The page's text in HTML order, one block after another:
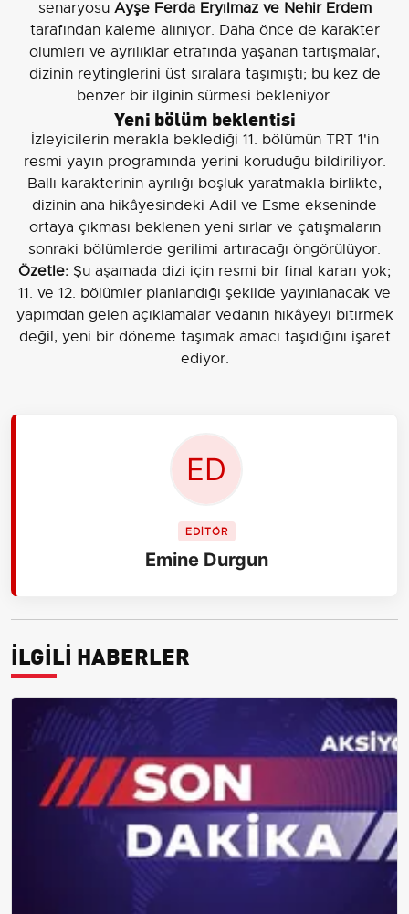
senaryosu Ayşe Ferda Eryılmaz ve Nehir Erdem
tarafından kaleme alınıyor. Daha önce de karakter
ölümleri ve ayrılıklar etrafında yaşanan tartışmalar,
dizinin reytinglerini üst sıralara taşımıştı; bu kez de
benzer bir ilginin sürmesi bekleniyor.
Yeni bölüm beklentisi
İzleyicilerin merakla beklediği 11. bölümün TRT 1'in
resmi yayın programında yerini koruduğu bildiriliyor.
Ballı karakterinin ayrılığı boşluk yaratmakla birlikte,
dizinin ana hikâyesindeki Adil ve Esme ekseninde
ortaya çıkması beklenen yeni sırlar ve çatışmaların
sonraki bölümlerde gerilimi artıracağı öngörülüyor.
Özetle: Şu aşamada dizi için resmi bir final kararı yok;
11. ve 12. bölümler planlandığı şekilde yayınlanacak ve
yapımdan gelen açıklamalar vedanın hikâyeyi bitirmek
değil, yeni bir döneme taşımak amacı taşıdığını işaret
ediyor.
EDİTÖR
Emine Durgun
İLGİLİ HABERLER